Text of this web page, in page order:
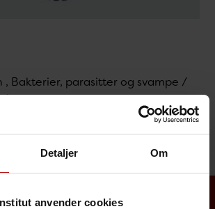
Detaljer Om
anvender cookies
, Bakterier, parasitter og svampe /